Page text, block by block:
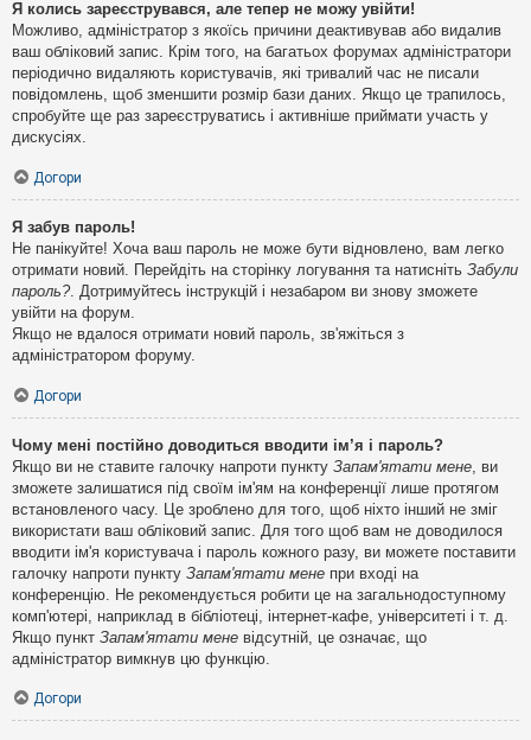
Я колись зареєструвався, але тепер не можу увійти!
Можливо, адміністратор з якоїсь причини деактивував або видалив
ваш обліковий запис. Крім того, на багатьох форумах адміністратори
періодично видаляють користувачів, які тривалий час не писали
повідомлень, щоб зменшити розмір бази даних. Якщо це трапилось,
спробуйте ще раз зареєструватись і активніше приймати участь у
дискусіях.
Догори
Я забув пароль!
Не панікуйте! Хоча ваш пароль не може бути відновлено, вам легко
отримати новий. Перейдіть на сторінку логування та натисніть Забули
пароль?. Дотримуйтесь інструкцій і незабаром ви знову зможете
увійти на форум.
Якщо не вдалося отримати новий пароль, зв'яжіться з
адміністратором форуму.
Догори
Чому мені постійно доводиться вводити ім’я і пароль?
Якщо ви не ставите галочку напроти пункту Запам'ятати мене , ви
зможете залишатися під своїм ім'ям на конференції лише протягом
встановленого часу. Це зроблено для того, щоб ніхто інший не зміг
використати ваш обліковий запис. Для того щоб вам не доводилося
вводити ім'я користувача і пароль кожного разу, ви можете поставити
галочку напроти пункту Запам'ятати мене при вході на
конференцію. Не рекомендується робити це на загальнодоступному
комп'ютері, наприклад в бібліотеці, інтернет-кафе, університеті і т. д.
Якщо пункт Запам'ятати мене відсутній, це означає, що
адміністратор вимкнув цю функцію.
Догори